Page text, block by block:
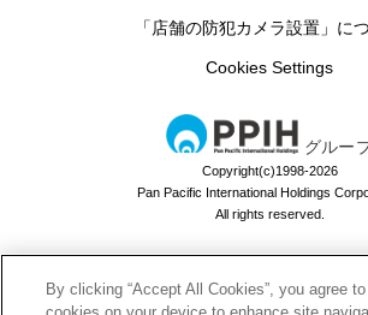
「店舗の防犯カメラ設置」に
Cookies Settings
グルー
Copyright(c)1998-2026
Pan Pacific International Holdings
All rights reserved.
By clicking “Accept All Cookies”, you agree